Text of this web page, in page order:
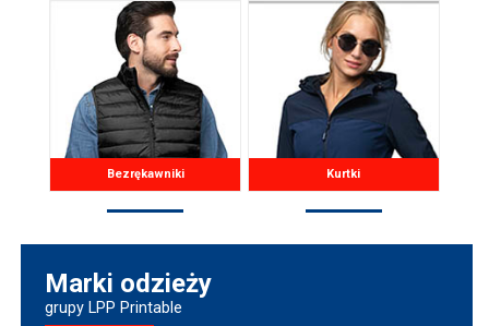
Bezrękawniki Kurtki
Marki odzieży
grupy LPP Printable